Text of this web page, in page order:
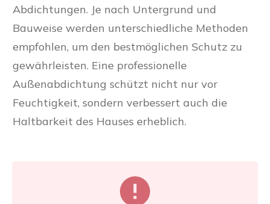
Abdichtungen. Je nach Untergrund und
Bauweise werden unterschiedliche Methoden
empfohlen, um den bestmöglichen Schutz zu
gewährleisten. Eine professionelle
Außenabdichtung schützt nicht nur vor
Feuchtigkeit, sondern verbessert auch die
Haltbarkeit des Hauses erheblich.